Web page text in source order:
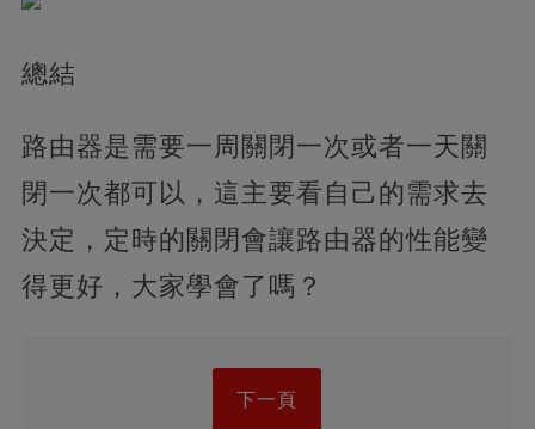
總結
路由器是需要一周關閉一次或者一天關
閉一次都可以，這主要看自己的需求去
決定，定時的關閉會讓路由器的性能變
得更好，大家學會了嗎？
下一頁